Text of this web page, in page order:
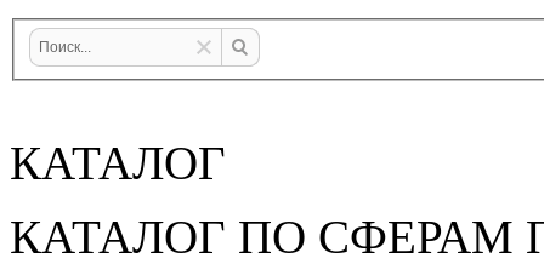
КАТАЛОГ
КАТАЛОГ ПО СФЕРАМ